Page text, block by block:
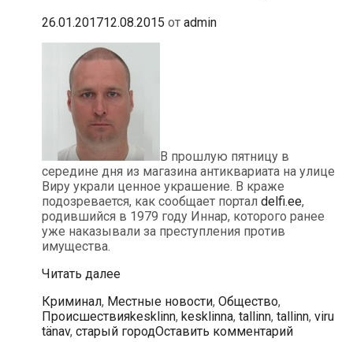
26.01.201712.08.2015 от admin
В прошлую пятницу в
середине дня из магазина антиквариата на улице
Виру украли ценное украшение. В краже
подозревается, как сообщает портал delfi.ee,
родившийся в 1979 году Иннар, которого ранее
уже наказывали за преступления против
имущества.
Читать далееИз
антиквариата
на
улице
Рубрики
Криминал, Местные новости, Общество,
ПроисшествияМетки
kesklinn, kesklinna, tallinn, tallinn, viru
tänav, старый городОставить комментарий